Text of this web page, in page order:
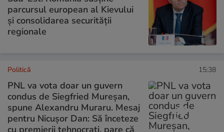
parcursul european al Kievului
și consolidarea securității
regionale
Politică 15:38
PNL va vota doar un guvern
condus de Siegfried Mureșan,
spune Alexandru Muraru. Mesaj
pentru Nicușor Dan: Să înceteze